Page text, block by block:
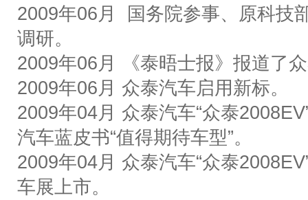
2009年06月
国务院参事、原科技
调研。
2009年06月
《泰晤士报》报道了
2009年06月 众泰汽车启用新标。
2009年04月 众泰汽车“众泰
汽车蓝皮书“值得期待车型”。
2009年04月 众泰汽车“众泰
车展上市。